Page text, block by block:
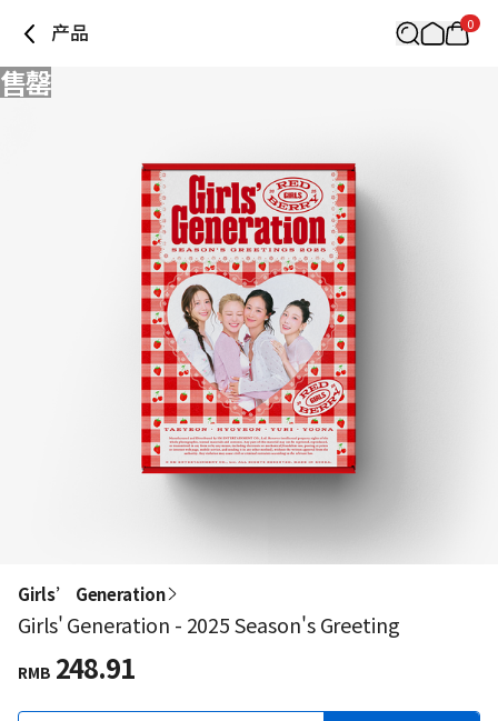
产品 0
售罄
Girls’ Generation
Girls' Generation - 2025 Season's Greeting
RMB 248.91